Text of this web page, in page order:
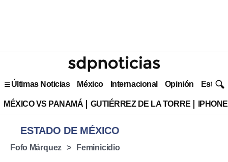
Últimas Noticias México Internacional Opinión Estilo
MÉXICO VS PANAMÁ GUTIÉRREZ DE LA TORRE
ESTADO DE MÉXICO
Fofo Márquez Feminicidio